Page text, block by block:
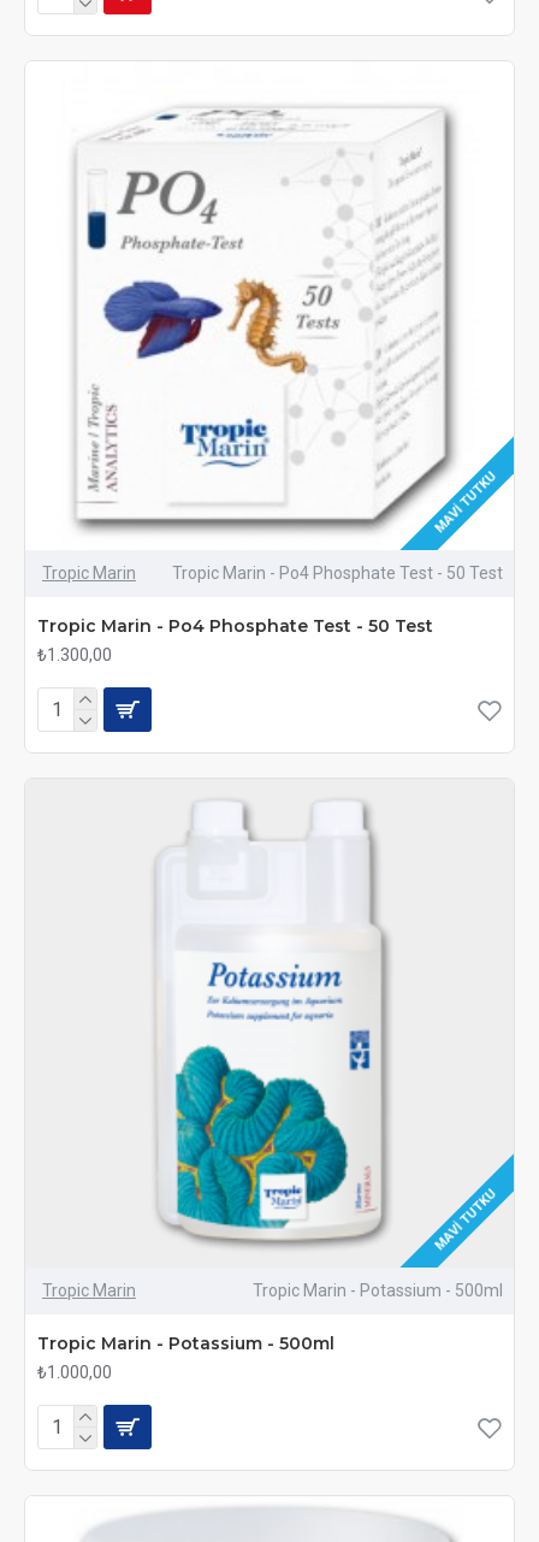
MAVI TUTKU
Tropic Marin Tropic Marin - Po4 Phosphate Test - 50 Test
Tropic Marin - Po4 Phosphate Test - 50 Test
₺1.300,00
MAVI TUTKU
Tropic Marin Tropic Marin - Potassium - 500ml
Tropic Marin - Potassium - 500ml
₺1.000,00